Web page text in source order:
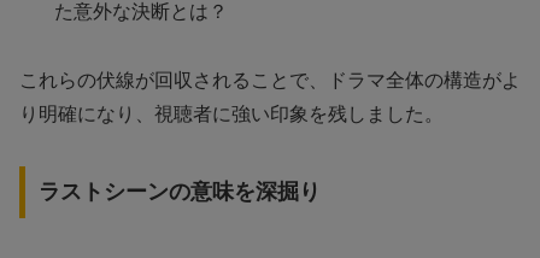
た意外な決断とは？
これらの伏線が回収されることで、ドラマ全体の構造がよ
り明確になり、視聴者に強い印象を残しました。
ラストシーンの意味を深掘り